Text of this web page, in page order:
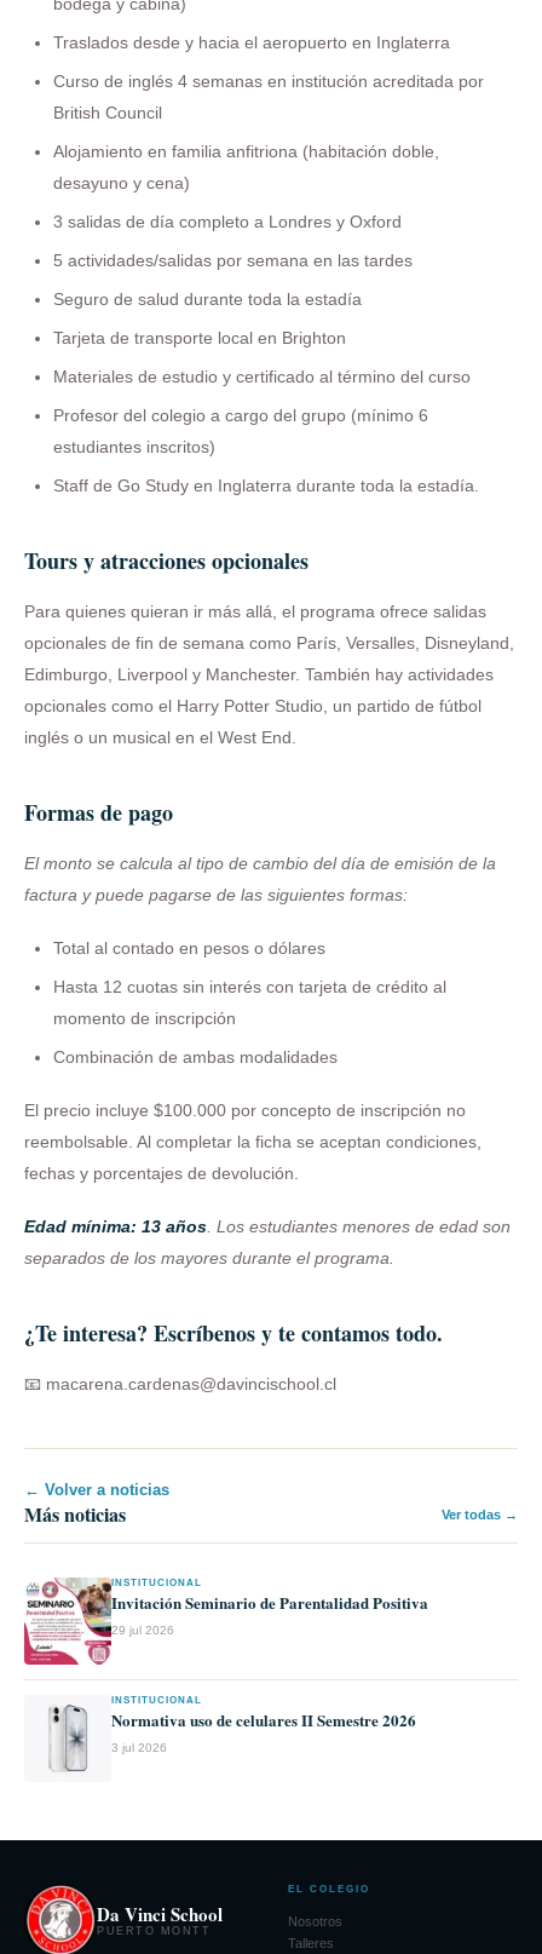
Traslados desde y hacia el aeropuerto en Inglaterra
Curso de inglés 4 semanas en institución acreditada por
British Council
Alojamiento en familia anfitriona (habitación doble,
desayuno y cena)
3 salidas de día completo a Londres y Oxford
5 actividades/salidas por semana en las tardes
Seguro de salud durante toda la estadía
Tarjeta de transporte local en Brighton
Materiales de estudio y certificado al término del curso
Profesor del colegio a cargo del grupo (mínimo 6
estudiantes inscritos)
Staff de Go Study en Inglaterra durante toda la estadía.
Tours y atracciones opcionales
Para quienes quieran ir más allá, el programa ofrece salidas
opcionales de fin de semana como París, Versalles, Disneyland,
Edimburgo, Liverpool y Manchester. También hay actividades
opcionales como el Harry Potter Studio, un partido de fútbol
inglés o un musical en el West End.
Formas de pago
El monto se calcula al tipo de cambio del día de emisión de la
factura y puede pagarse de las siguientes formas:
Total al contado en pesos o dólares
Hasta 12 cuotas sin interés con tarjeta de crédito al
momento de inscripción
Combinación de ambas modalidades
El precio incluye $100.000 por concepto de inscripción no
reembolsable. Al completar la ficha se aceptan condiciones,
fechas y porcentajes de devolución.
Edad mínima: 13 años . Los estudiantes menores de edad son
separados de los mayores durante el programa.
¿Te interesa? Escríbenos y te contamos todo.
📧 macarena.cardenas@davincischool.cl
← Volver a noticias
Más noticias Ver todas →
INSTITUCIONAL
Invitación Seminario de Parentalidad Positiva
29 jul 2026
INSTITUCIONAL
Normativa uso de celulares II Semestre 2026
3 jul 2026
Da Vinci School
PUERTO MONTT
EL COLEGIO
Nosotros
Talleres